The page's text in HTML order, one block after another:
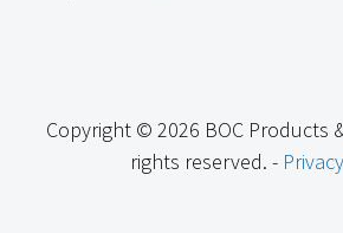
Copyright © 2026 BOC Products
rights reserved. -